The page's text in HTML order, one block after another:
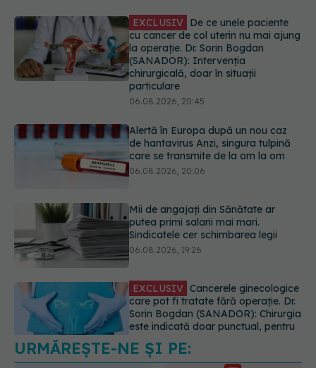
la operație. Dr. Sorin Bogdan
(SANADOR): Intervenția
chirurgicală, doar în situații
particulare
06.08.2026, 20:45
Alertă în Europa după un nou caz
care se transmite de la om la om
06.08.2026, 20:06
Sindicatele cer schimbarea legii
06.08.2026, 19:26
Sorin Bogdan (SANADOR): Chirurgia
este indicată doar punctual, pentru
anumite categorii de paciente
06.08.2026, 19:05
EXCLUSIV Brahiterapie vs
URMĂREȘTE-NE ȘI PE: